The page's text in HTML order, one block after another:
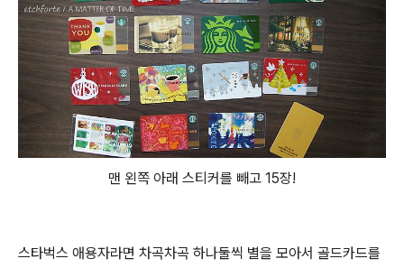
맨 왼쪽 아래 스티커를 빼고 15장!
스타벅스 애용자라면 차곡차곡 하나둘씩 별을 모아서 골드카드를